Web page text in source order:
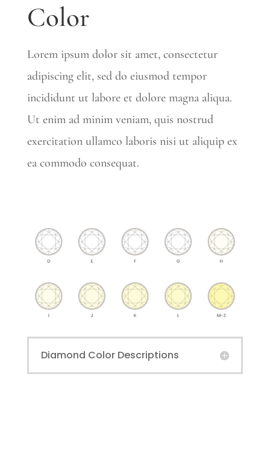
Color
Lorem ipsum dolor sit amet, consectetur
adipiscing elit, sed do eiusmod tempor
incididunt ut labore et dolore magna aliqua.
Ut enim ad minim veniam, quis nostrud
exercitation ullamco laboris nisi ut aliquip ex
ea commodo consequat.
Diamond Color Descriptions